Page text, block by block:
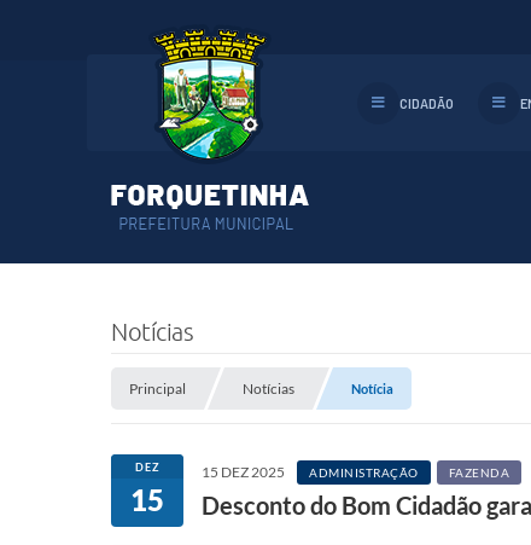
CIDADÃO
Notícias
Principal Notícias Notícia
DEZ
15
15 DEZ 2025 ADMINISTRAÇÃO FAZENDA
Desconto do Bom Cidadão